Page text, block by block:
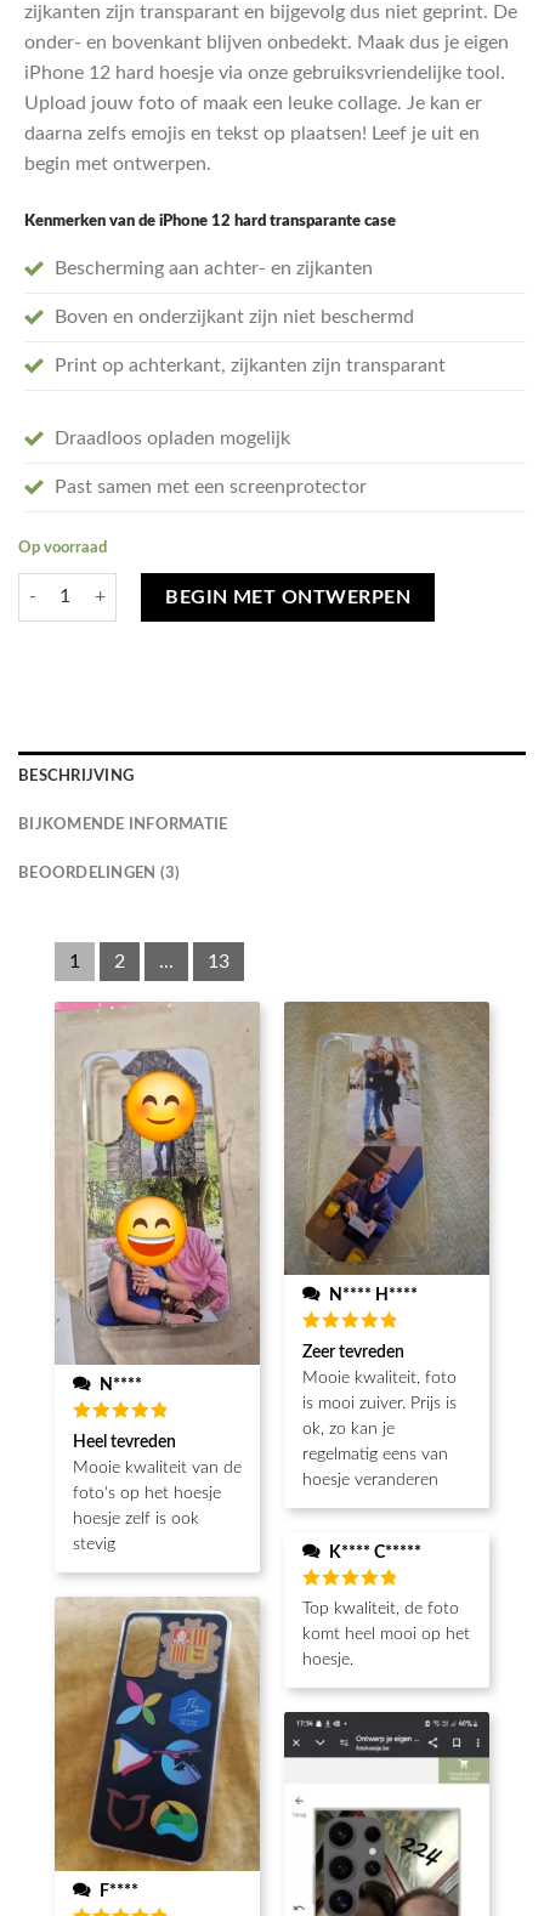
zijkanten zijn transparant en bijgevolg dus niet geprint. De
onder- en bovenkant blijven onbedekt. Maak dus je eigen
iPhone 12 hard hoesje via onze gebruiksvriendelijke tool.
Upload jouw foto of maak een leuke collage. Je kan er
daarna zelfs emojis en tekst op plaatsen! Leef je uit en
begin met ontwerpen.
Kenmerken van de iPhone 12 hard transparante case
Bescherming aan achter- en zijkanten
Boven en onderzijkant zijn niet beschermd
Print op achterkant, zijkanten zijn transparant
Draadloos opladen mogelijk
Past samen met een screenprotector
Op voorraad
Ontwerp je eigen iPhone 12 hoesje - hard transparant aantal
BEGIN MET ONTWERPEN
BESCHRIJVING
BIJKOMENDE INFORMATIE
BEOORDELINGEN (3)
1 2 ... 13
N****
Beoordeeld
5van de 5
Heel tevreden
Mooie kwaliteit van de
foto's op het hoesje
hoesje zelf is ook
stevig
F****
N**** H****
Beoordeeld
5van de 5
Zeer tevreden
Mooie kwaliteit, foto
is mooi zuiver. Prijs is
ok, zo kan je
regelmatig eens van
hoesje veranderen
K**** C*****
Beoordeeld
van de 5
Top kwaliteit, de foto
komt heel mooi op het
hoesje.